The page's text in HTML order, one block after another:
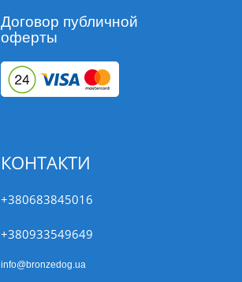
Договор публичной
оферты
КОНТАКТИ
+380683845016
+380933549649
info@bronzedog.ua